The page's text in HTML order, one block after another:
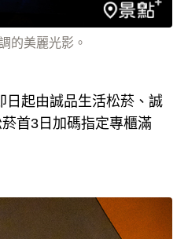
的美麗光影。
日起由誠品生活松菸、誠
首3日加碼指定專櫃滿